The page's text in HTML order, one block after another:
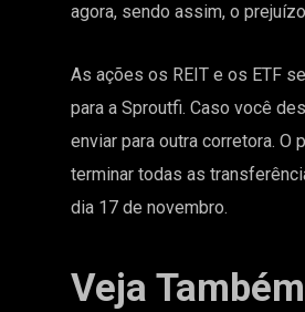
agora, sendo assim, o
As ações os REIT e os ETF
para a Sproutfi. Caso você
enviar para outra corretora. O
terminar todas as
dia 17 de novembro.
Veja